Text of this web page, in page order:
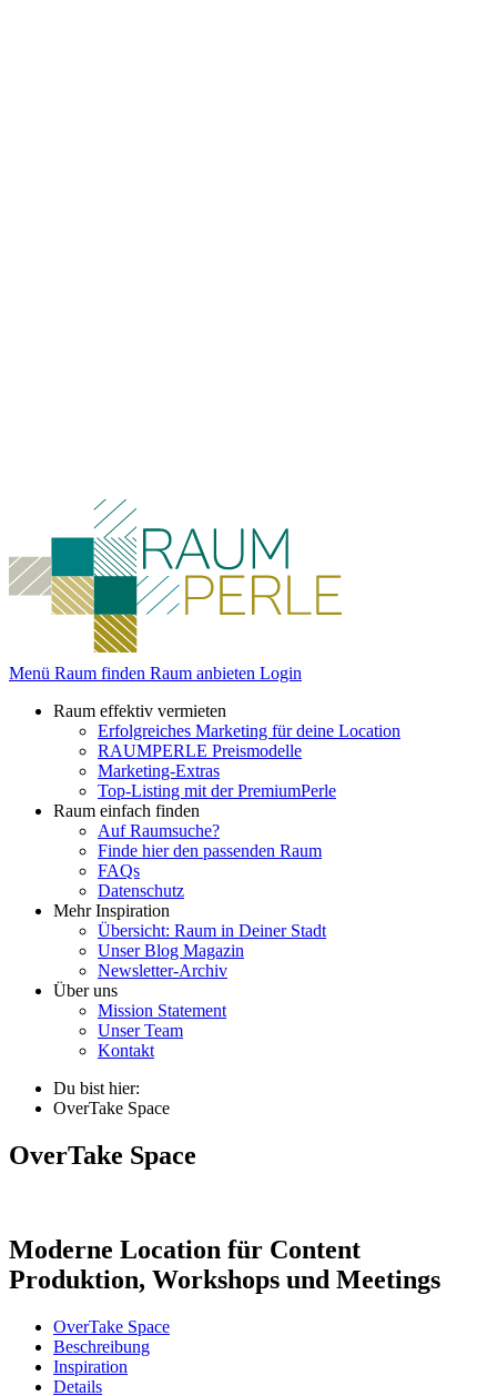
Menü Raum finden Raum anbieten Login
Raum effektiv vermieten
Erfolgreiches Marketing für deine Location
RAUMPERLE Preismodelle
Marketing-Extras
Top-Listing mit der PremiumPerle
Raum einfach finden
Auf Raumsuche?
Finde hier den passenden Raum
FAQs
Datenschutz
Mehr Inspiration
Übersicht: Raum in Deiner Stadt
Unser Blog Magazin
Newsletter-Archiv
Über uns
Mission Statement
Unser Team
Kontakt
Du bist hier:
OverTake Space
OverTake Space
Moderne Location für Content
Produktion, Workshops und Meetings
OverTake Space
Beschreibung
Inspiration
Details